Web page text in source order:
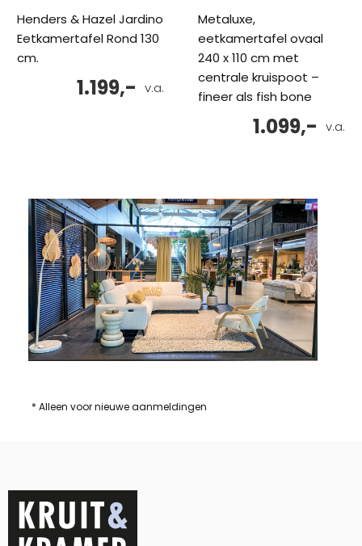
Henders & Hazel Jardino
Eetkamertafel Rond 130
cm.
v.a.
1.199,-
Metaluxe,
eetkamertafel ovaal
240 x 110 cm met
centrale kruispoot –
fineer als fish bone
v.a.
1.099,-
* Alleen voor nieuwe aanmeldingen